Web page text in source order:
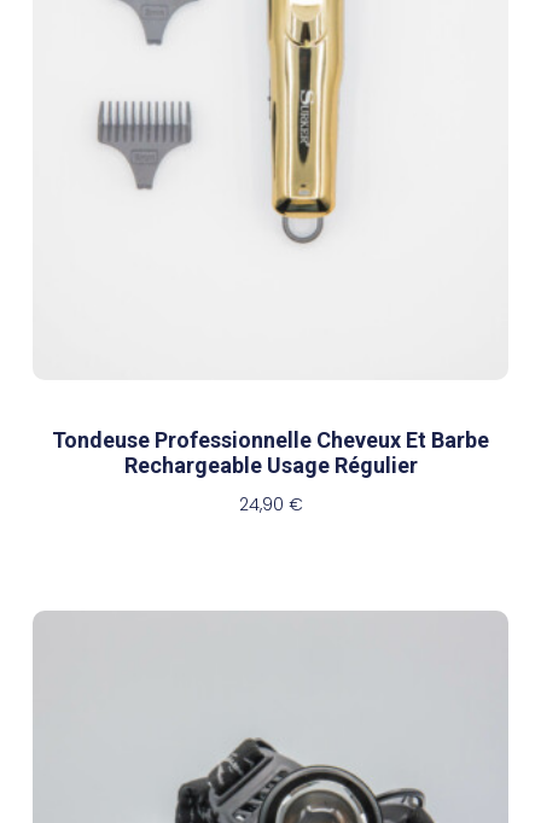
Tondeuse Professionnelle Cheveux Et Barbe
Rechargeable Usage Régulier
24,90 €